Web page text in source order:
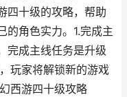
四十级的攻略，帮助
的角色实力。1.完成主
完成主线任务是升级
玩家将解锁新的游戏
西游四十级攻略